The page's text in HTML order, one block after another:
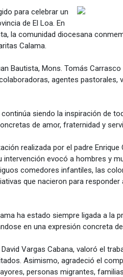
para celebrar un
de El Loa. En
la comunidad diocesana
Calama.
Bautista, Mons. Tomás
agentes
siendo la inspiración de
de amor, fraternidad y
realizada por el padre
intervención evocó a hombres y
comedores infantiles, las
que nacieron para
ha estado siempre ligada a la
en una expresión concreta
Vargas Cabana, valoró el
Asimismo, agradeció el
personas migrantes,